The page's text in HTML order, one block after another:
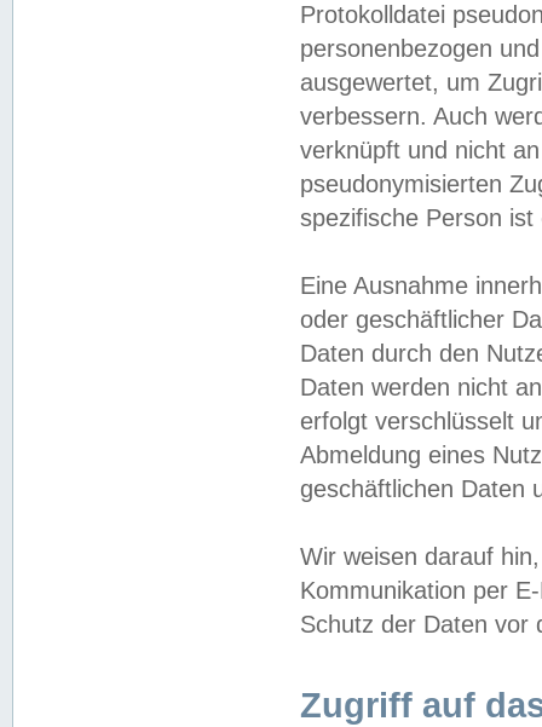
Protokolldatei
personenbezogen
ausgewertet, um
verbessern. Auch
verknüpft und nicht
pseudonymisierten
spezifische Person
Eine Ausnahme
oder geschäftlicher
Daten durch den
Daten werden nicht
erfolgt verschlüsselt
Abmeldung eines
geschäftlichen Daten
Wir weisen darauf
Kommunikation per
Schutz der Daten vor
Zugriff auf